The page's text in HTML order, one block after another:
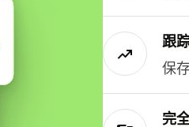
跟
保
完